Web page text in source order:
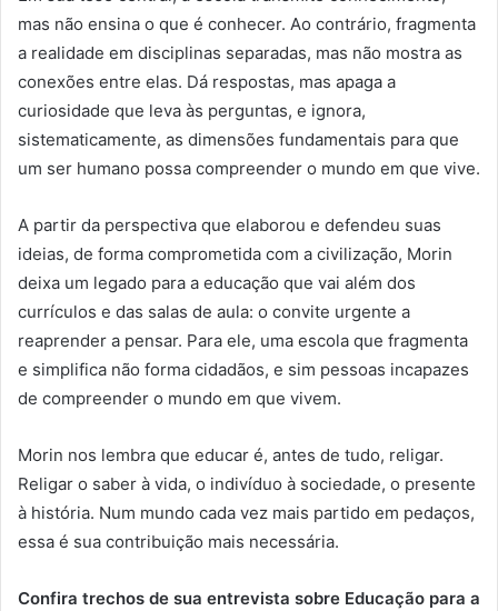
mas não ensina o que é conhecer. Ao contrário, fragmenta
a realidade em disciplinas separadas, mas não mostra as
conexões entre elas. Dá respostas, mas apaga a
curiosidade que leva às perguntas, e ignora,
sistematicamente, as dimensões fundamentais para que
um ser humano possa compreender o mundo em que vive.
A partir da perspectiva que elaborou e defendeu suas
ideias, de forma comprometida com a civilização, Morin
deixa um legado para a educação que vai além dos
currículos e das salas de aula: o convite urgente a
reaprender a pensar. Para ele, uma escola que fragmenta
e simplifica não forma cidadãos, e sim pessoas incapazes
de compreender o mundo em que vivem.
Morin nos lembra que educar é, antes de tudo, religar.
Religar o saber à vida, o indivíduo à sociedade, o presente
à história. Num mundo cada vez mais partido em pedaços,
essa é sua contribuição mais necessária.
Confira trechos de sua entrevista sobre Educação para a